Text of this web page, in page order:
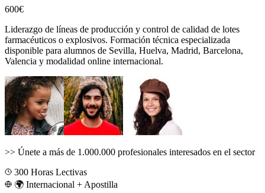
600€
Liderazgo de líneas de producción y control de calidad de lotes
farmacéuticos o explosivos. Formación técnica especializada
disponible para alumnos de Sevilla, Huelva, Madrid, Barcelona,
Valencia y modalidad online internacional.
>> Únete a más de 1.000.000 profesionales interesados en el sector
300 Horas Lectivas
🌍 Internacional + Apostilla